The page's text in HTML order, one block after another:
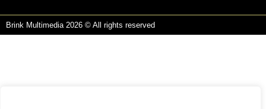
Brink Multimedia 2026 © All rights reserved